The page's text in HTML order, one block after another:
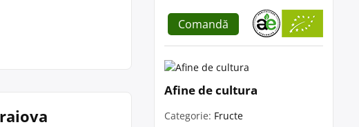
Comandă
Afine de cultura
Categorie: Fructe